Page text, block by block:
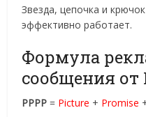
Звезда, цепочка и
эффективно работает.
Формула
сообщения от
PPPP = Picture + Promise